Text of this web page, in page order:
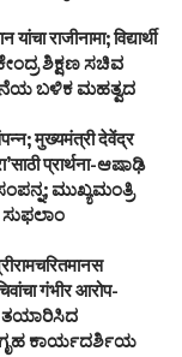
राजीनामा; विद्यार्थी
ಶಿಕ್ಷಣ ಸಚಿವ
ಬಳಿಕ ಮಹತ್ವದ
मुख्यमंत्री देवेंद्र
प्रार्थना-ಆಷಾಢಿ
ಮುಖ್ಯಮಂತ್ರಿ
गंभीर आरोप-
ತಯಾರಿಸಿದ
ಗೃಹ ಕಾರ್ಯದರ್ಶಿಯ